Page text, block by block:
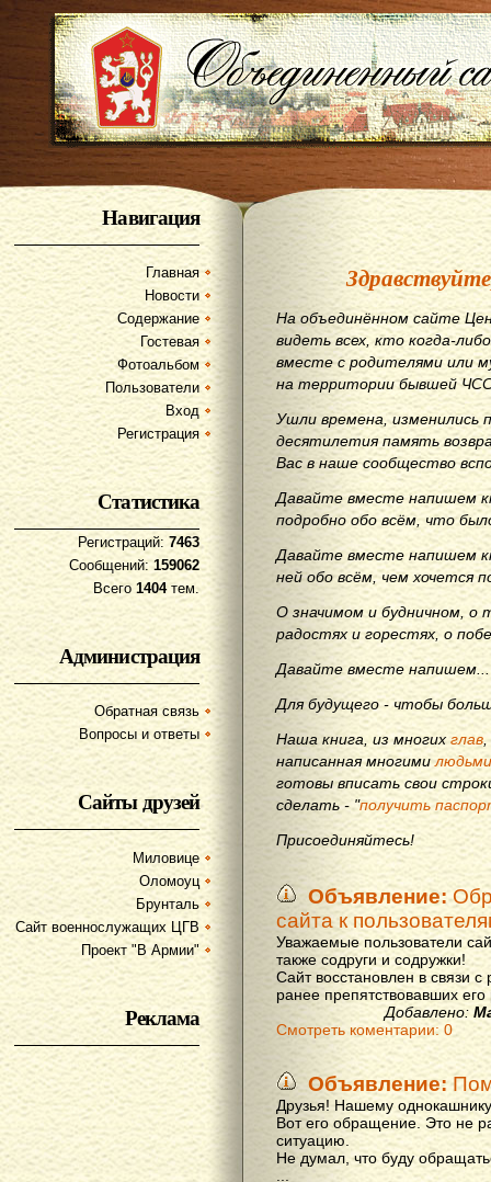
Навигация
Главная
Новости
Содержание
Гостевая
Фотоальбом
Пользователи
Вход
Регистрация
Статистика
Регистраций: 7463
Сообщений:159062
Всего 1404тем.
Администрация
Обратная связь
Вопросы и ответы
Сайты друзей
Миловице
Оломоуц
Брунталь
Сайт военнослужащих ЦГВ
Проект "В Армии"
Реклама
На объединённом сайте
видеть всех, кто когда-
вместе с родителями или
на территории бывшей
Ушли времена, изменились
десятилетия память
Вас в наше сообщество
Давайте вместе напишем
подробно обо всём, что
Давайте вместе напишем
ней обо всём, чем хочется
О значимом и будничном, о
радостях и горестях, о
Давайте вместе напишем...
Для будущего - чтобы
Наша книга, из многихглав
написанная многимилюдьми
готовы вписать свои
сделать - "получить
Присоединяйтесь!
Объявление:
сайта к
Уважаемые пользователи
также содруги и содружки!
Сайт восстановлен в связи
ранее препятствовавших
Добавлено:
Смотреть коментарии: 0
Объявление:
Друзья! Нашему
Вот его обращение. Это не
ситуацию.
Не думал, что буду